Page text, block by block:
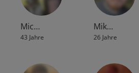
Mic…
43 Jahre
Mik…
26 Jahre